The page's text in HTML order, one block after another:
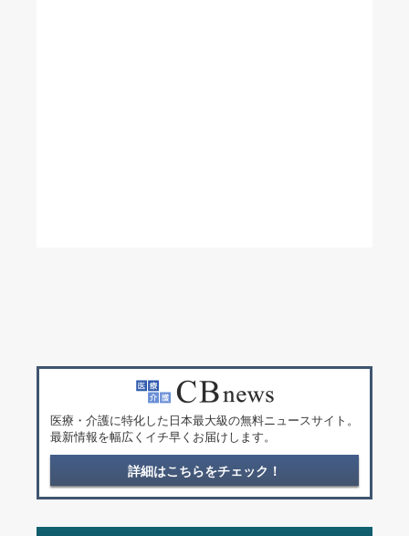
医療・介護に特化した日本最大級の無料ニュースサイト。
最新情報を幅広くイチ早くお届けします。
詳細はこちらをチェック！